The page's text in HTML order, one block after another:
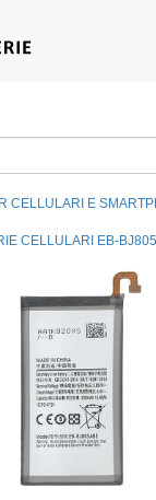
CELLULARI E
CELLULARI EB-